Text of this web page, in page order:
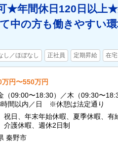
★年間休日120日以上★
中の方も働きやすい
し／ほぼなし 正社員 定期昇給 在宅
円〜550万円
（09:00〜18:30）／木（09:30〜
間以内／日 ※休憩は法定通り
祝日、年末年始休暇、夏季休暇、
介護休暇、週休2日制
秦野市